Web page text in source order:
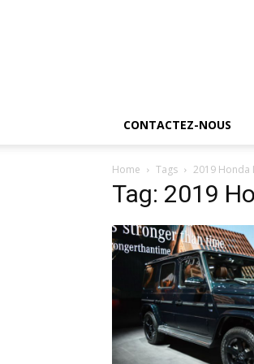
CONTACTEZ-NOUS
Home Tags 2019 Honda
Tag: 2019